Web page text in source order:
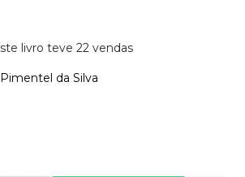
livro teve 22 vendas
da Silva